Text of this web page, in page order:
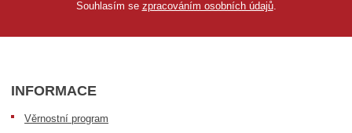
Souhlasím se zpracováním osobních údajů.
INFORMACE
Věrnostní program